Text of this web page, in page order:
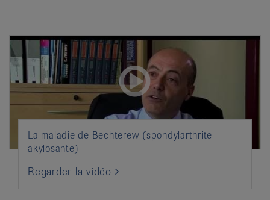
La maladie de Bechterew (spondylarthrite
akylosante)
Regarder la vidéo